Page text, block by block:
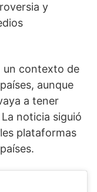
y
un contexto de
aunque
a tener
noticia siguió
plataformas